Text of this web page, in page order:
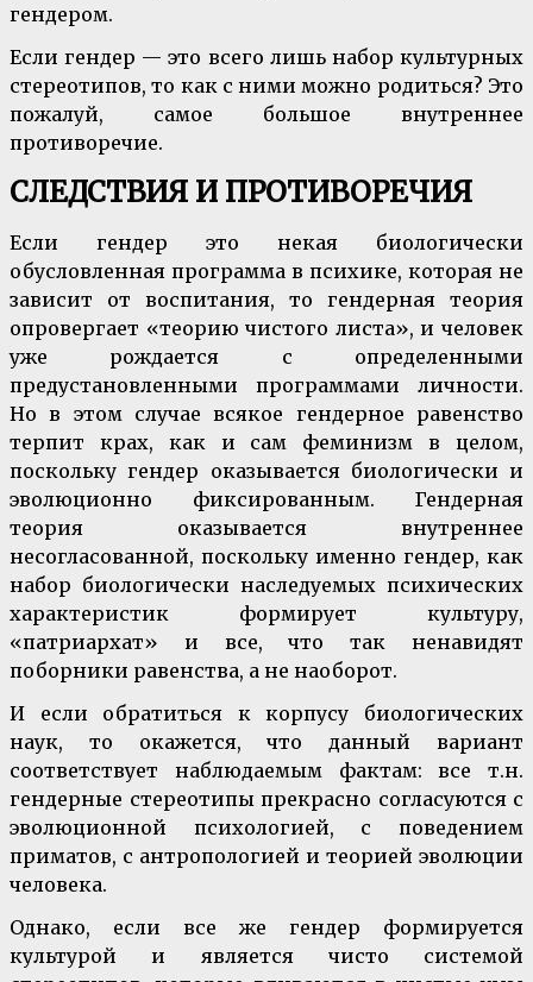
гендером.
Если гендер — это всего лишь набор культурных
стереотипов, то как с ними можно родиться? Это
пожалуй, самое большое внутреннее
противоречие.
СЛЕДСТВИЯ И ПРОТИВОРЕЧИЯ
Если гендер это некая биологически
обусловленная программа в психике, которая не
зависит от воспитания, то гендерная теория
опровергает «теорию чистого листа», и человек
уже рождается с определенными
предустановленными программами личности.
Но в этом случае всякое гендерное равенство
терпит крах, как и сам феминизм в целом,
поскольку гендер оказывается биологически и
эволюционно фиксированным. Гендерная
теория оказывается внутреннее
несогласованной, поскольку именно гендер, как
набор биологически наследуемых психических
характеристик формирует культуру,
«патриархат» и все, что так ненавидят
поборники равенства, а не наоборот.
И если обратиться к корпусу биологических
наук, то окажется, что данный вариант
соответствует наблюдаемым фактам: все т.н.
гендерные стереотипы прекрасно согласуются с
эволюционной психологией, с поведением
приматов, с антропологией и теорией эволюции
человека.
Однако, если все же гендер формируется
культурой и является чисто системой